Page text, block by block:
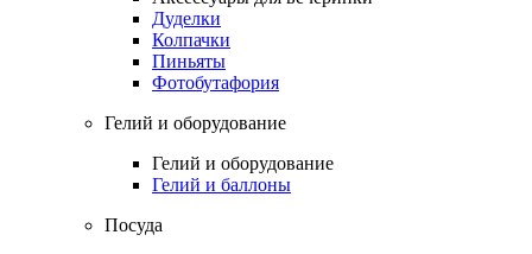
Дуделки
Колпачки
Пиньяты
Фотобутафория
Гелий и оборудование
Гелий и оборудование
Гелий и баллоны
Посуда